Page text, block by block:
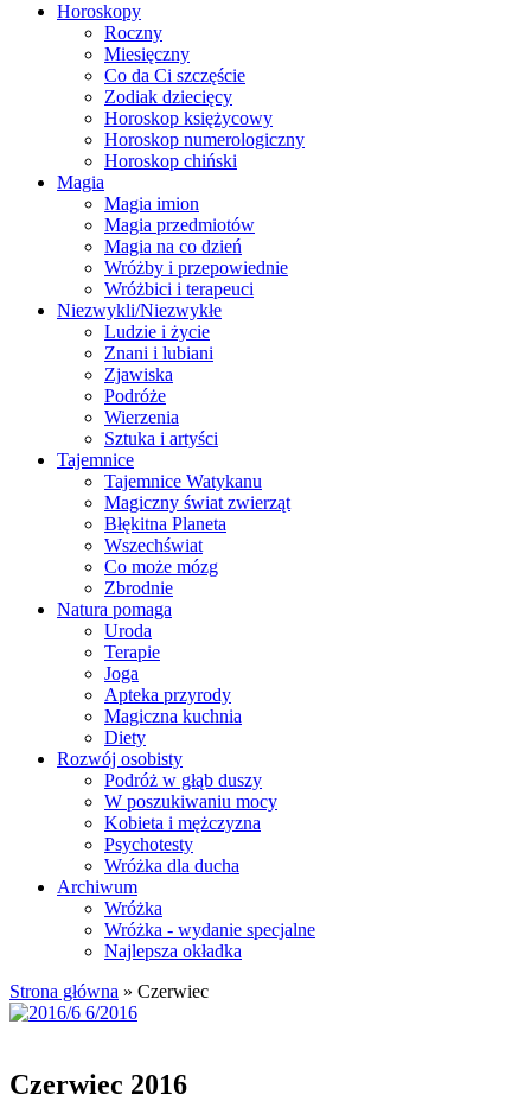
Horoskopy
Roczny
Miesięczny
Co da Ci szczęście
Zodiak dziecięcy
Horoskop księżycowy
Horoskop numerologiczny
Horoskop chiński
Magia
Magia imion
Magia przedmiotów
Magia na co dzień
Wróżby i przepowiednie
Wróżbici i terapeuci
Niezwykli/Niezwykłe
Ludzie i życie
Znani i lubiani
Zjawiska
Podróże
Wierzenia
Sztuka i artyści
Tajemnice
Tajemnice Watykanu
Magiczny świat zwierząt
Błękitna Planeta
Wszechświat
Co może mózg
Zbrodnie
Natura pomaga
Uroda
Terapie
Joga
Apteka przyrody
Magiczna kuchnia
Diety
Rozwój osobisty
Podróż w głąb duszy
W poszukiwaniu mocy
Kobieta i mężczyzna
Psychotesty
Wróżka dla ducha
Archiwum
Wróżka
Wróżka - wydanie specjalne
Najlepsza okładka
Strona główna » Czerwiec
Czerwiec 2016